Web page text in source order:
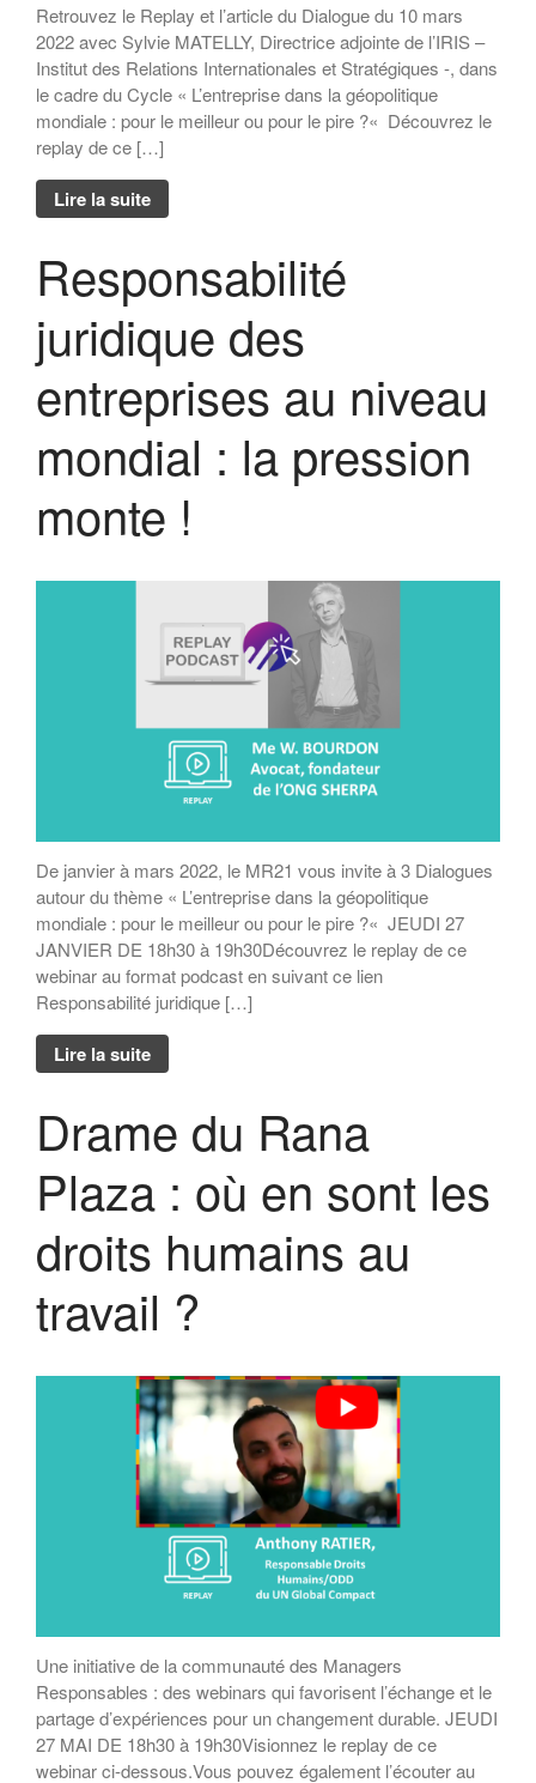
Guide de décryptage du reporting
extra-financier
Rapport MR21 : “Repenser les
relations parties prenantes de
l’entreprise”
PRIX MR21 : APPEL A
CANDIDATURES 2022
Forum 2021
Forum 2020
Forum 2019
Forum 2018
Forum 2017
Contact
Forum MR21 2026
Dialogue MR21 – Stop au culte
de la performance dans
Dialogue MR12 – La CS3D :
Force ou talon d’Achille des
entreprises européennes ?
Dialogues MR21 « Le spatial
au service du monde marin ? »
« Faut-il avoir peur de la
population mondiale ? »
Retrouvez le Replay et l’article du Dialogue du 10 mars
2022 avec Sylvie MATELLY, Directrice adjointe de l’IRIS –
Institut des Relations Internationales et Stratégiques -, dans
le cadre du Cycle « L’entreprise dans la géopolitique
mondiale : pour le meilleur ou pour le pire ?« Découvrez le
replay de ce […]
Lire la suite
Responsabilité
juridique des
entreprises au niveau
mondial : la pression
monte !
De janvier à mars 2022, le MR21 vous invite à 3 Dialogues
autour du thème « L’entreprise dans la géopolitique
mondiale : pour le meilleur ou pour le pire ?« JEUDI 27
JANVIER DE 18h30 à 19h30Découvrez le replay de ce
webinar au format podcast en suivant ce lien
Responsabilité juridique […]
Lire la suite
Drame du Rana
Plaza : où en sont les
droits humains au
travail ?
Une initiative de la communauté des Managers
Responsables : des webinars qui favorisent l’échange et le
partage d’expériences pour un changement durable. JEUDI
27 MAI DE 18h30 à 19h30Visionnez le replay de ce
webinar ci-dessous.Vous pouvez également l’écouter au